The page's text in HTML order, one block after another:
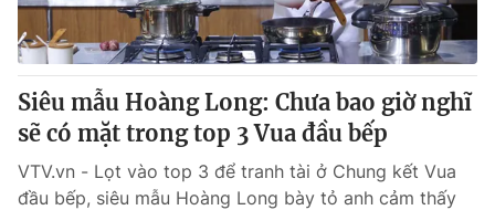
® Cấm sao chép dưới mọi hình thức nếu không có sự chấp
thuận bằng văn bản. Ghi rõ nguồn VTV.vn khi phát hành lại
thông tin từ website này.
Siêu mẫu Hoàng Long: Chưa bao giờ nghĩ
sẽ có mặt trong top 3 Vua đầu bếp
VTV.vn - Lọt vào top 3 để tranh tài ở Chung kết Vua
đầu bếp, siêu mẫu Hoàng Long bày tỏ anh cảm thấy